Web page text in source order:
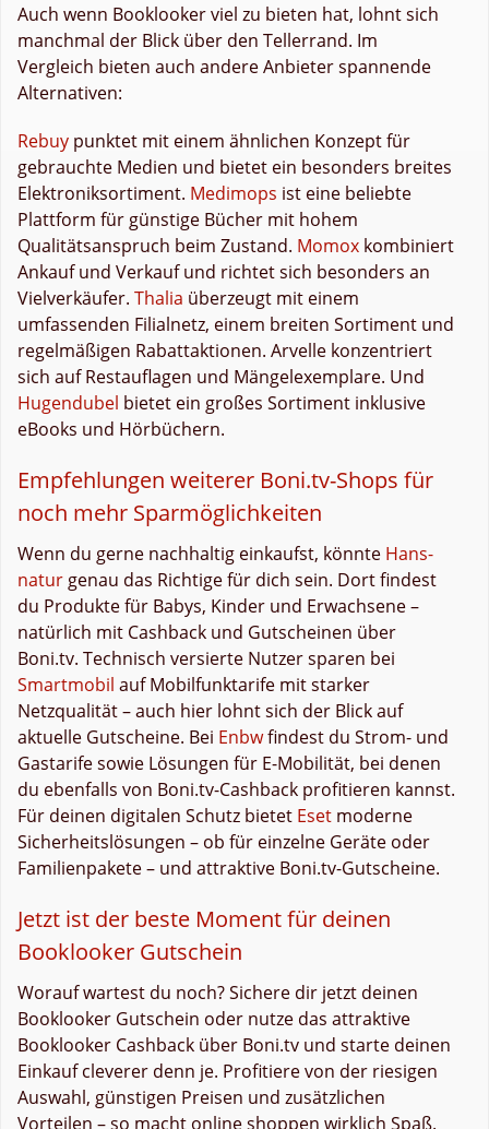
Auch wenn Booklooker viel zu bieten hat, lohnt sich
manchmal der Blick über den Tellerrand. Im
Vergleich bieten auch andere Anbieter spannende
Alternativen:
Rebuy punktet mit einem ähnlichen Konzept für
gebrauchte Medien und bietet ein besonders breites
Elektroniksortiment. Medimops ist eine beliebte
Plattform für günstige Bücher mit hohem
Qualitätsanspruch beim Zustand. Momox kombiniert
Ankauf und Verkauf und richtet sich besonders an
Vielverkäufer. Thalia überzeugt mit einem
umfassenden Filialnetz, einem breiten Sortiment und
regelmäßigen Rabattaktionen. Arvelle konzentriert
sich auf Restauflagen und Mängelexemplare. Und
Hugendubel bietet ein großes Sortiment inklusive
eBooks und Hörbüchern.
Empfehlungen weiterer Boni.tv-Shops für
noch mehr Sparmöglichkeiten
Wenn du gerne nachhaltig einkaufst, könnte Hans-
natur genau das Richtige für dich sein. Dort findest
du Produkte für Babys, Kinder und Erwachsene –
natürlich mit Cashback und Gutscheinen über
Boni.tv. Technisch versierte Nutzer sparen bei
Smartmobil auf Mobilfunktarife mit starker
Netzqualität – auch hier lohnt sich der Blick auf
aktuelle Gutscheine. Bei Enbwfindest du Strom- und
Gastarife sowie Lösungen für E-Mobilität, bei denen
du ebenfalls von Boni.tv-Cashback profitieren kannst.
Für deinen digitalen Schutz bietet Eset moderne
Sicherheitslösungen – ob für einzelne Geräte oder
Familienpakete – und attraktive Boni.tv-Gutscheine.
Jetzt ist der beste Moment für deinen
Booklooker Gutschein
Worauf wartest du noch? Sichere dir jetzt deinen
Booklooker Gutschein oder nutze das attraktive
Booklooker Cashback über Boni.tv und starte deinen
Einkauf cleverer denn je. Profitiere von der riesigen
Auswahl, günstigen Preisen und zusätzlichen
Vorteilen – so macht online shoppen wirklich Spaß.